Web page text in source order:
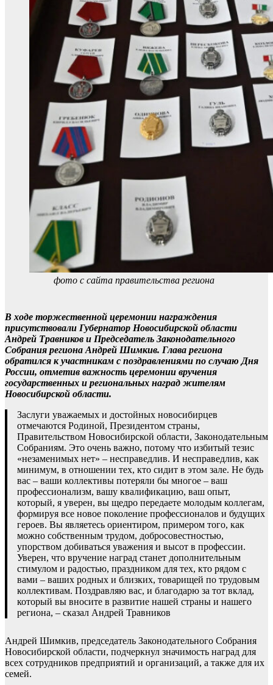
фото с сайта правительства региона
В ходе торжественной церемонии награждения
присутствовали Губернатор Новосибирской области
Андрей Травников и Председатель Законодательного
Собрания региона Андрей Шимкив. Глава региона
обратился к участникам с поздравлениями по случаю Дня
России, отметив важность церемонии вручения
государственных и региональных наград жителям
Новосибирской области.
Заслуги уважаемых и достойных новосибирцев
отмечаются Родиной, Президентом страны,
Правительством Новосибирской области, Законодательным
Собраниям. Это очень важно, потому что избитый тезис
«незаменимых нет» – несправедлив. И несправедлив, как
минимум, в отношении тех, кто сидит в этом зале. Не будь
вас – ваши коллективы потеряли бы многое – ваш
профессионализм, вашу квалификацию, ваш опыт,
который, я уверен, вы щедро передаете молодым коллегам,
формируя все новое поколение профессионалов и будущих
героев. Вы являетесь ориентиром, примером того, как
можно собственным трудом, добросовестностью,
упорством добиваться уважения и высот в профессии.
Уверен, что вручение наград станет дополнительным
стимулом и радостью, праздником для тех, кто рядом с
вами – ваших родных и близких, товарищей по трудовым
коллективам. Поздравляю вас, и благодарю за тот вклад,
который вы вносите в развитие нашей страны и нашего
региона, – сказал Андрей Травников
Андрей Шимкив, председатель Законодательного Собрания
Новосибирской области, подчеркнул значимость наград для
всех сотрудников предприятий и организаций, а также для их
семей.